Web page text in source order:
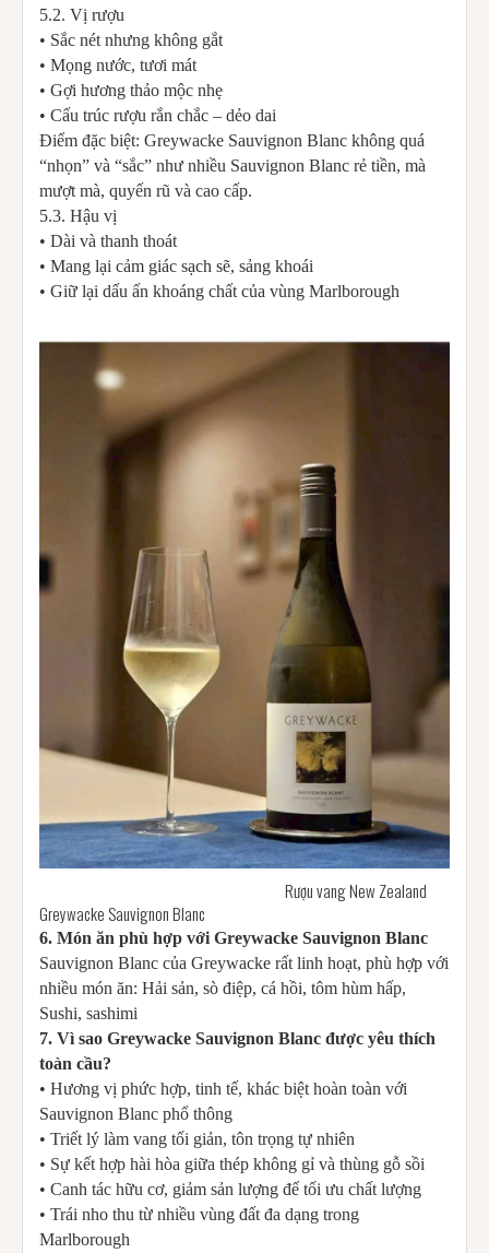
5.2. Vị rượu
• Sắc nét nhưng không gắt
• Mọng nước, tươi mát
• Gợi hương thảo mộc nhẹ
• Cấu trúc rượu rắn chắc – dẻo dai
Điểm đặc biệt: Greywacke Sauvignon Blanc không quá
“nhọn” và “sắc” như nhiều Sauvignon Blanc rẻ tiền, mà
mượt mà, quyến rũ và cao cấp.
5.3. Hậu vị
• Dài và thanh thoát
• Mang lại cảm giác sạch sẽ, sảng khoái
• Giữ lại dấu ấn khoáng chất của vùng Marlborough
Rượu vang New Zealand
Greywacke Sauvignon Blanc
6. Món ăn phù hợp với Greywacke Sauvignon Blanc
Sauvignon Blanc của Greywacke rất linh hoạt, phù hợp với
nhiều món ăn: Hải sản, sò điệp, cá hồi, tôm hùm hấp,
Sushi, sashimi
7. Vì sao Greywacke Sauvignon Blanc được yêu thích
toàn cầu?
• Hương vị phức hợp, tinh tế, khác biệt hoàn toàn với
Sauvignon Blanc phổ thông
• Triết lý làm vang tối giản, tôn trọng tự nhiên
• Sự kết hợp hài hòa giữa thép không gỉ và thùng gỗ sồi
• Canh tác hữu cơ, giảm sản lượng để tối ưu chất lượng
• Trái nho thu từ nhiều vùng đất đa dạng trong
Marlborough